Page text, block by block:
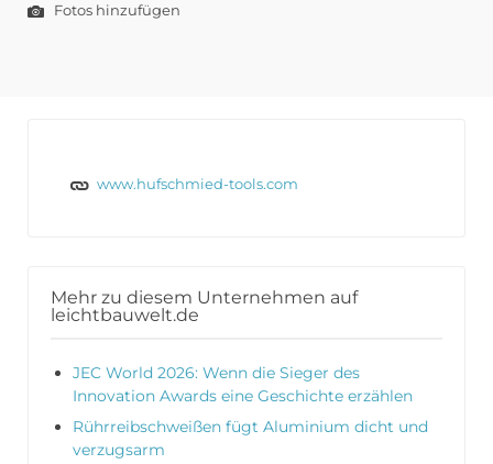
Fotos hinzufügen
www.hufschmied-tools.com
Mehr zu diesem Unternehmen auf
leichtbauwelt.de
JEC World 2026: Wenn die Sieger des
Innovation Awards eine Geschichte erzählen
Rührreibschweißen fügt Aluminium dicht und
verzugsarm